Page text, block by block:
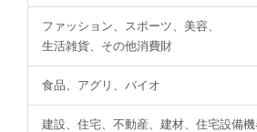
ファッション、スポーツ、美容、
生活雑貨、その他消費財
食品、アグリ、バイオ
建設、住宅、不動産、建材、住宅設備機